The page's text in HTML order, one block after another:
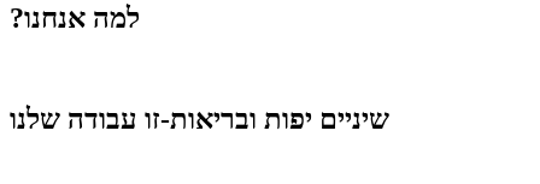
?למה אנחנו
שיניים יפות ובריאות-זו עבודה שלנו